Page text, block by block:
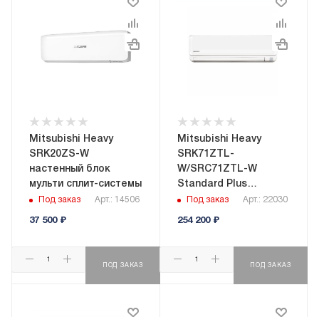
Mitsubishi Heavy
SRK20ZS-W
настенный блок
мульти сплит-системы
Под заказ Арт.: 14506
37 500₽
ПОД ЗАКАЗ
Mitsubishi Heavy
SRK71ZTL-
W/SRC71ZTL-W
Standard Plus
настенная сплит-
Под заказ Арт.: 22030
254 200₽
ПОД ЗАКАЗ